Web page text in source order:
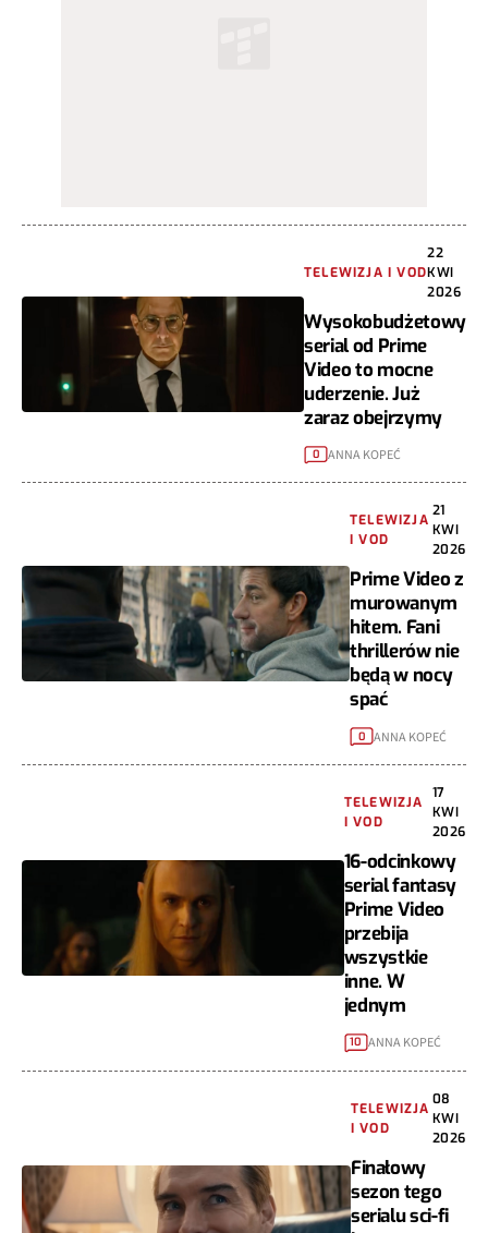
TELEWIZJA I VOD
22
KWI
2026
Wysokobudżetowy
serial od Prime
Video to mocne
uderzenie. Już
zaraz obejrzymy
0 ANNA KOPEĆ
TELEWIZJA
I VOD
21
KWI
2026
Prime Video z
murowanym
hitem. Fani
thrillerów nie
będą w nocy
spać
0 ANNA KOPEĆ
TELEWIZJA
I VOD
17
KWI
2026
16-odcinkowy
serial fantasy
Prime Video
przebija
wszystkie
inne. W
jednym
10 ANNA KOPEĆ
TELEWIZJA
I VOD
08
KWI
2026
Finałowy
sezon tego
serialu sci-fi